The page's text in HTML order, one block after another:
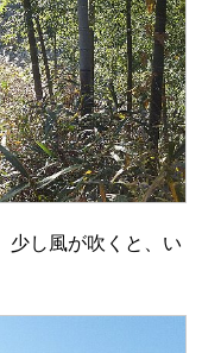
し風が吹くと、い